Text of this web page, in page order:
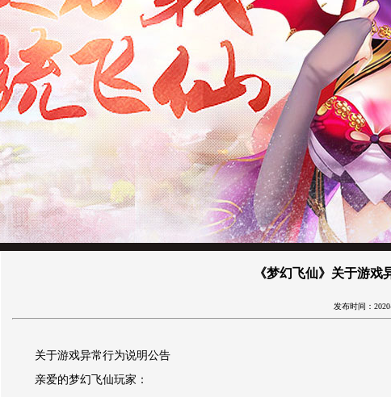
《梦幻飞仙》关于游戏
发布时间：
关于游戏异常行为说明公告
亲爱的梦幻飞仙玩家：